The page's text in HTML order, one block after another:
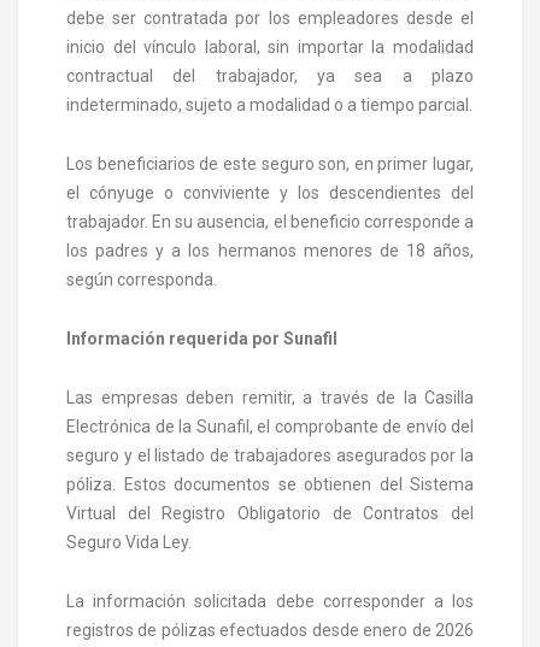
debe ser contratada por los empleadores desde el
inicio del vínculo laboral, sin importar la modalidad
contractual del trabajador, ya sea a plazo
indeterminado, sujeto a modalidad o a tiempo parcial.
Los beneficiarios de este seguro son, en primer lugar,
el cónyuge o conviviente y los descendientes del
trabajador. En su ausencia, el beneficio corresponde a
los padres y a los hermanos menores de 18 años,
según corresponda.
Información requerida por Sunafil
Las empresas deben remitir, a través de la Casilla
Electrónica de la Sunafil, el comprobante de envío del
seguro y el listado de trabajadores asegurados por la
póliza. Estos documentos se obtienen del Sistema
Virtual del Registro Obligatorio de Contratos del
Seguro Vida Ley.
La información solicitada debe corresponder a los
registros de pólizas efectuados desde enero de 2026